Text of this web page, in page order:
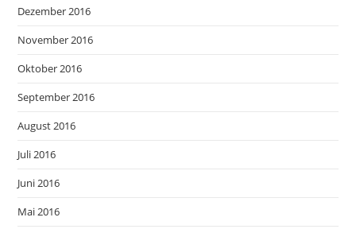
Dezember 2016
November 2016
Oktober 2016
September 2016
August 2016
Juli 2016
Juni 2016
Mai 2016